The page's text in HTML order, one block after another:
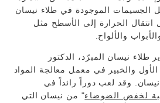
الجسيمات الموجودة في طلاء نيسان
انتقال الحرارة إلى الأسطح مثل
والألواح.
طلاء نيسان المبرّد، الدكتور
والخبير في معمل معالجة المواد
وقد لعب دوراً رائداً في
لخفض الضوضاء" من نيسان التي